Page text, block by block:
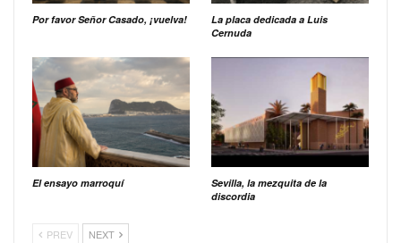
Por favor Señor Casado, ¡vuelva!
La placa dedicada a Luis
Cernuda
El ensayo marroquí
Sevilla, la mezquita de la
discordia
PREV NEXT